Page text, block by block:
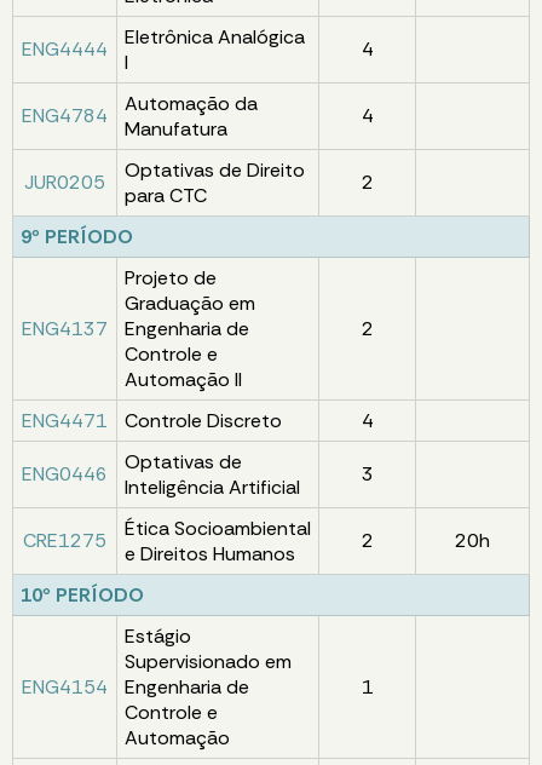
ENG4444
Eletrônica Analógica
I
4
ENG4784
Automação da
Manufatura
4
JUR0205
Optativas de Direito
para CTC
2
9º PERÍODO
ENG4137
Projeto de
Graduação em
Engenharia de
Controle e
Automação II
2
ENG4471 Controle Discreto 4
ENG0446
Optativas de
Inteligência Artificial
3
CRE1275
Ética Socioambiental
e Direitos Humanos
2 20h
10º PERÍODO
ENG4154
Estágio
Supervisionado em
Engenharia de
Controle e
Automação
1